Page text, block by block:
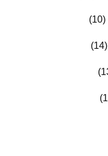
(10)
(14)